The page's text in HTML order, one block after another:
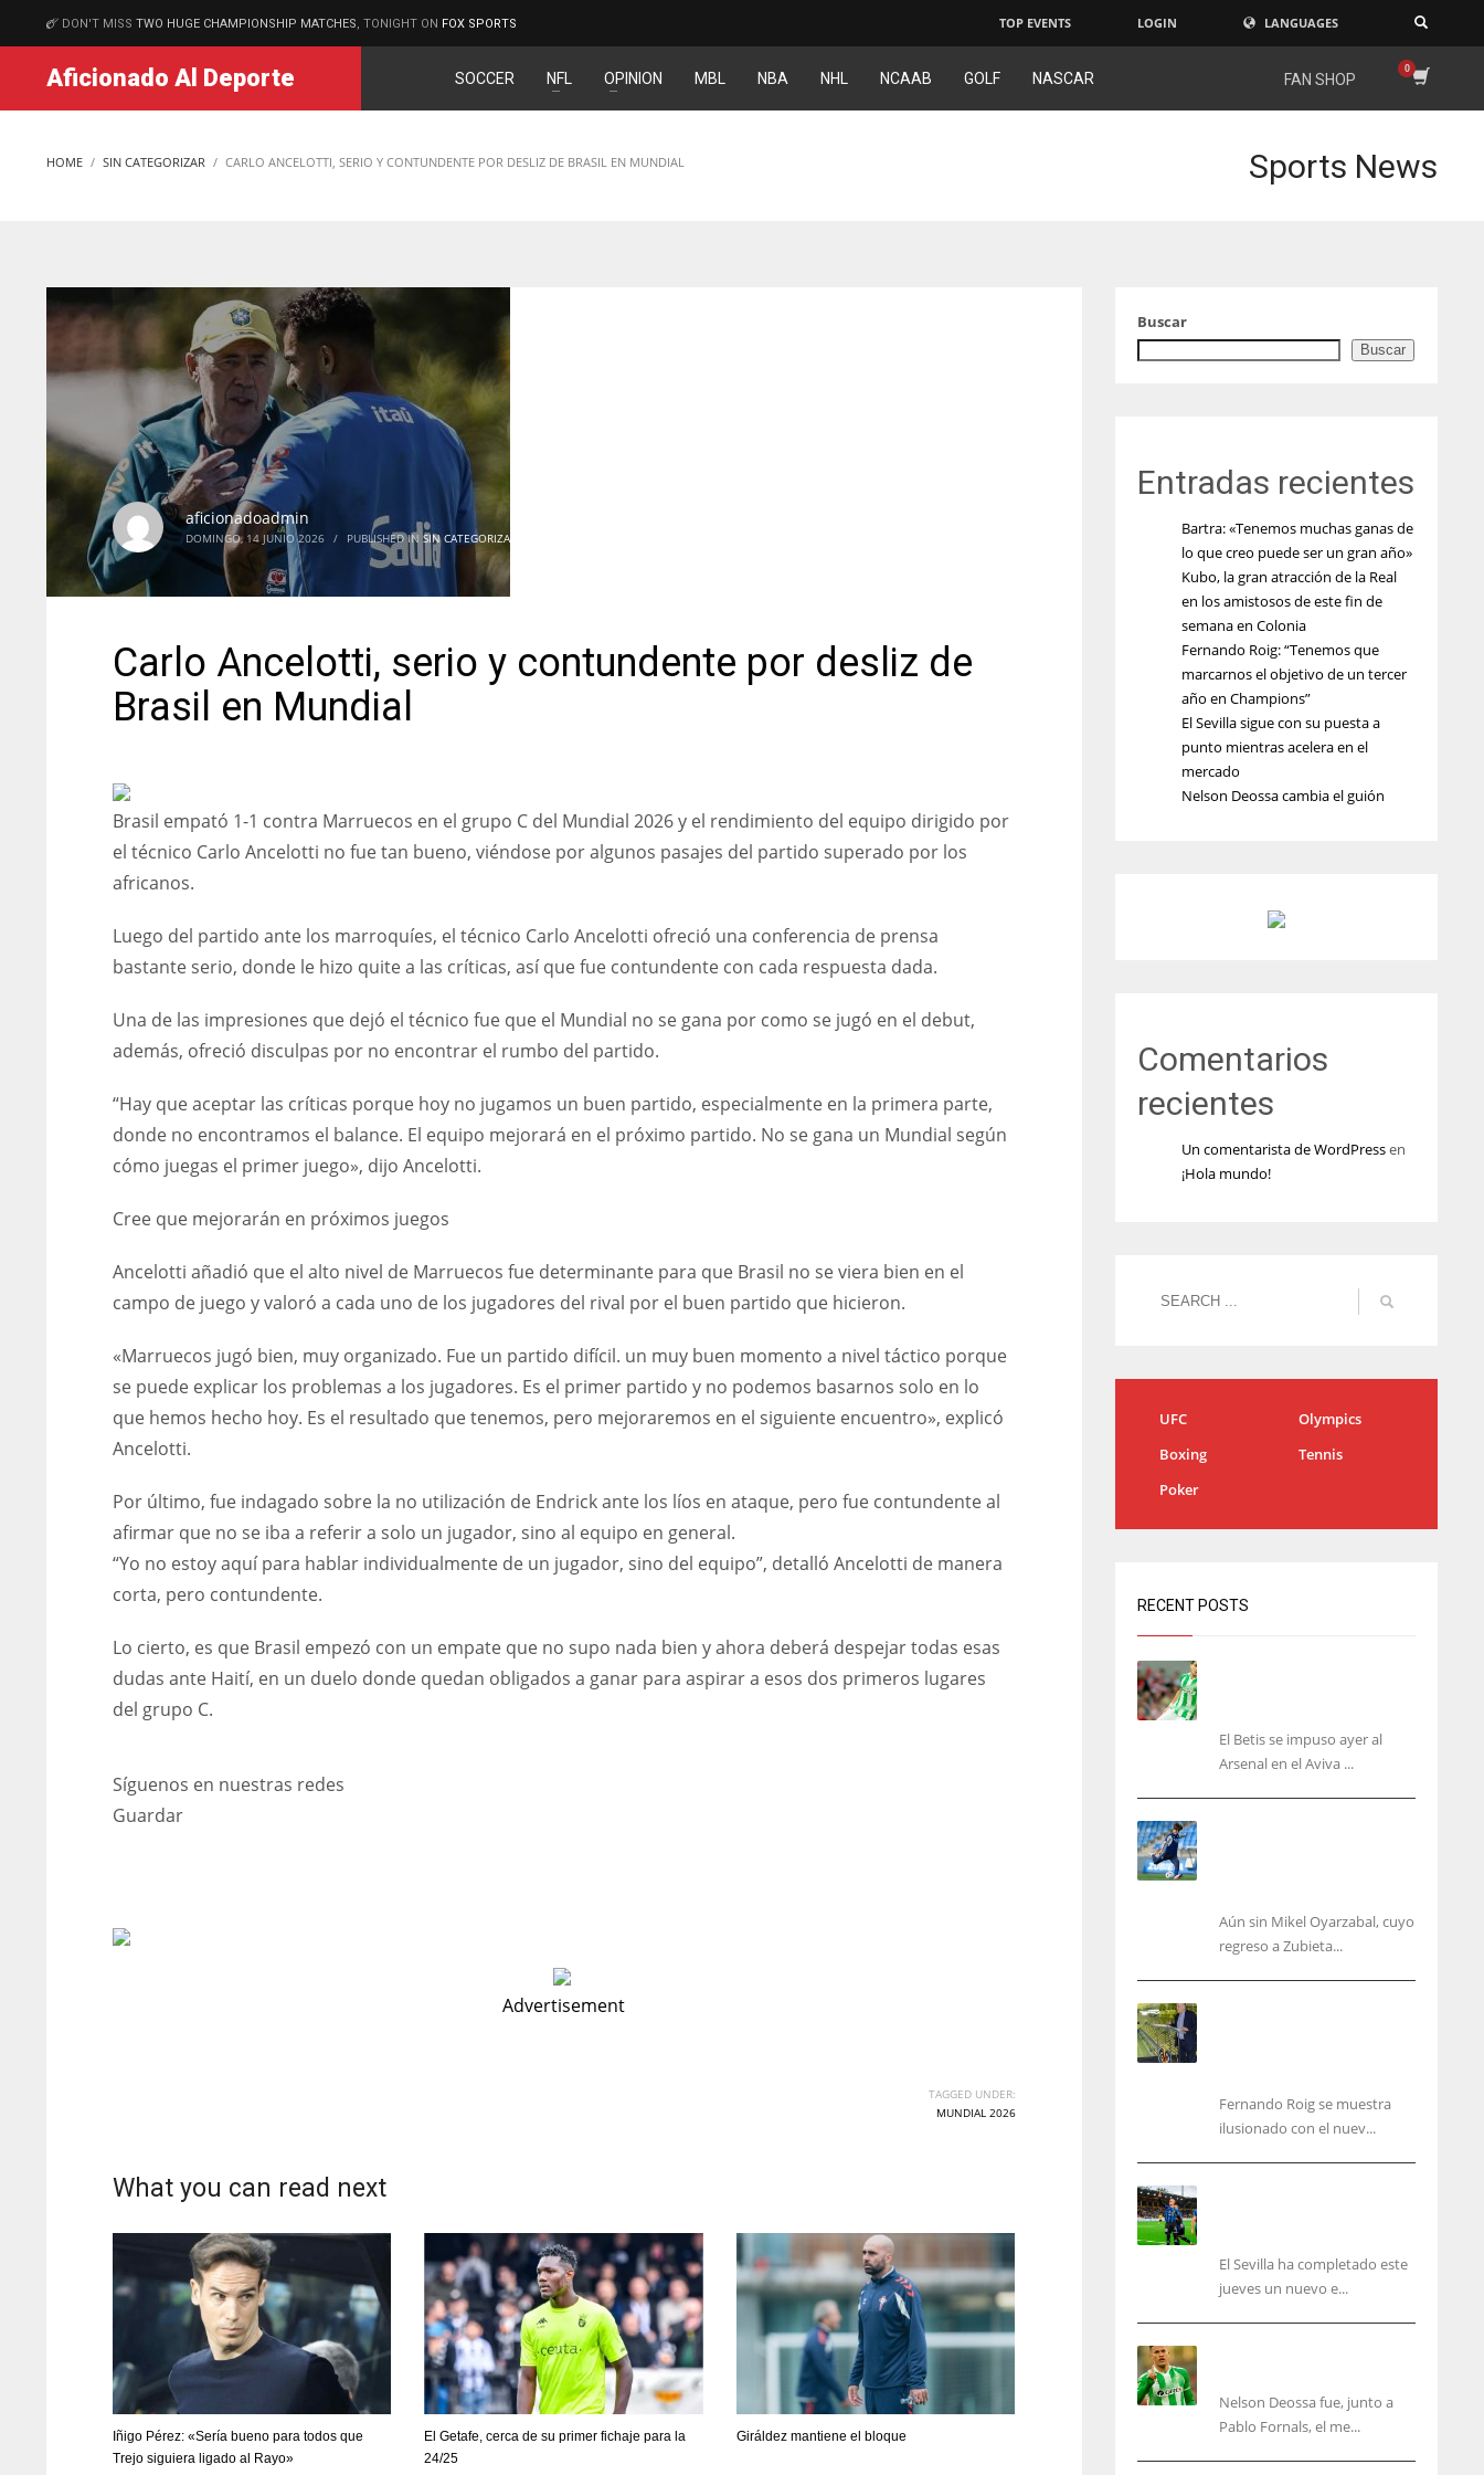
MATCHES
DAL
22
DAL
22
DEN
24 16
NYG IND NYJ
DON'T MISS TWO HUGE CHAMPIONSHIP MATCHES , TONIGHT ON FOX SPORTS TOP EVENTS LOGIN LANGUAGES
Aficionado Al Deporte SOCCER NFL OPINION MBL NBA NHL NCAAB GOLF NASCAR FAN SHOP
HOME SIN CATEGORIZAR CARLO ANCELOTTI, SERIO Y CONTUNDENTE POR DESLIZ DE BRASIL EN MUNDIAL Sports News
aficionadoadmin
DOMINGO, 14 JUNIO 2026 / PUBLISHED IN SIN CATEGORIZAR
Carlo Ancelotti, serio y contundente por desliz de
Brasil en Mundial
Brasil empató 1-1 contra Marruecos en el grupo C del Mundial 2026 y el rendimiento del equipo dirigido por
el técnico Carlo Ancelotti no fue tan bueno, viéndose por algunos pasajes del partido superado por los
africanos.
Luego del partido ante los marroquíes, el técnico Carlo Ancelotti ofreció una conferencia de prensa
bastante serio, donde le hizo quite a las críticas, así que fue contundente con cada respuesta dada.
Una de las impresiones que dejó el técnico fue que el Mundial no se gana por como se jugó en el debut,
además, ofreció disculpas por no encontrar el rumbo del partido.
“Hay que aceptar las críticas porque hoy no jugamos un buen partido, especialmente en la primera parte,
donde no encontramos el balance. El equipo mejorará en el próximo partido. No se gana un Mundial según
cómo juegas el primer juego», dijo Ancelotti.
Cree que mejorarán en próximos juegos
Ancelotti añadió que el alto nivel de Marruecos fue determinante para que Brasil no se viera bien en el
campo de juego y valoró a cada uno de los jugadores del rival por el buen partido que hicieron.
«Marruecos jugó bien, muy organizado. Fue un partido difícil. un muy buen momento a nivel táctico porque
se puede explicar los problemas a los jugadores. Es el primer partido y no podemos basarnos solo en lo
que hemos hecho hoy. Es el resultado que tenemos, pero mejoraremos en el siguiente encuentro», explicó
Ancelotti.
Por último, fue indagado sobre la no utilización de Endrick ante los líos en ataque, pero fue contundente al
afirmar que no se iba a referir a solo un jugador, sino al equipo en general.
“Yo no estoy aquí para hablar individualmente de un jugador, sino del equipo”, detalló Ancelotti de manera
corta, pero contundente.
Lo cierto, es que Brasil empezó con un empate que no supo nada bien y ahora deberá despejar todas esas
dudas ante Haití, en un duelo donde quedan obligados a ganar para aspirar a esos dos primeros lugares
del grupo C.
Síguenos en nuestras redes
Guardar
Advertisement
TAGGED UNDER:
MUNDIAL 2026
What you can read next
Iñigo Pérez: «Sería bueno para todos que
Trejo siguiera ligado al Rayo»
El Getafe, cerca de su primer fichaje para la
24/25
Giráldez mantiene el bloque
Buscar
Buscar
Entradas recientes
Bartra: «Tenemos muchas ganas de
lo que creo puede ser un gran año»
Kubo, la gran atracción de la Real
en los amistosos de este fin de
semana en Colonia
Fernando Roig: “Tenemos que
marcarnos el objetivo de un tercer
año en Champions”
El Sevilla sigue con su puesta a
punto mientras acelera en el
mercado
Nelson Deossa cambia el guión
Comentarios
recientes
Un comentarista de WordPressen
¡Hola mundo!
UFC
Olympics
Boxing
Tennis
Poker
RECENT POSTS
El Betis se impuso ayer al
Arsenal en el Aviva ...
Aún sin Mikel Oyarzabal, cuyo
regreso a Zubieta...
Fernando Roig se muestra
ilusionado con el nuev...
El Sevilla ha completado este
jueves un nuevo e...
Nelson Deossa fue, junto a
Pablo Fornals, el me...